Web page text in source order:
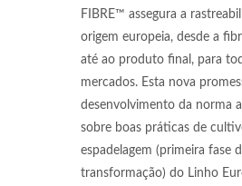
FIBRE™ assegura a
origem europeia, desde a
até ao produto final, para
mercados. Esta nova
desenvolvimento da norma
sobre boas práticas de
espadelagem (primeira fase
transformação) do Linho